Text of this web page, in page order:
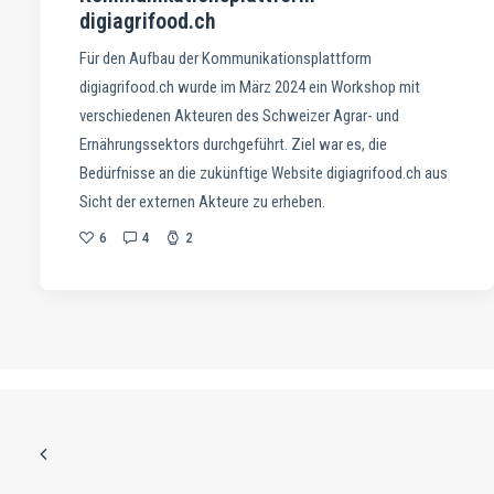
digiagrifood.ch
Für den Aufbau der Kommunikationsplattform
digiagrifood.ch wurde im März 2024 ein Workshop mit
verschiedenen Akteuren des Schweizer Agrar- und
Ernährungssektors durchgeführt. Ziel war es, die
Bedürfnisse an die zukünftige Website digiagrifood.ch aus
Sicht der externen Akteure zu erheben.
6 4 2